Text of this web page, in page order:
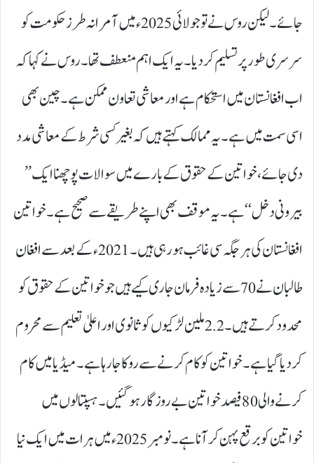
جائے۔ لیکن روس نے تو جولائی 2025 ء میں آمرانہ طرز حکومت کو
سرسری طور پر تسلیم کر دیا۔ یہ ایک اہم منعطف تھا۔ روس نے کہا کہ
اب افغانستان میں استحکام ہے اور معاشی تعاون ممکن ہے۔ چین بھی
اسی سمت میں ہے۔ یہ ممالک کہتے ہیں کہ بغیر کسی شرط کے معاشی مدد
دی جائے، خواتین کے حقوق کے بارے میں سوالات پوچھنا ایک ’’
بیرونی دخل‘‘ ہے۔ یہ موقف بھی اپنے طریقے سے صحیح ہے۔ خواتین
افغانستان کی ہر جگہ سی غائب ہو رہی ہیں۔ 2021ء کے بعد سے افغان
طالبان نے 70 سے زیادہ فرمان جاری کیے ہیں جو خواتین کے حقوق کو
محدود کرتے ہیں۔ 2.2ملین لڑکیوں کو ثانوی اور اعلیٰ تعلیم سے محروم
کر دیا گیا ہے۔ خواتین کو کام کرنے سے روکا جا رہا ہے۔ میڈیا میں کام
کرنے والی 80فیصد خواتین بے روزگار ہو گئیں۔ ہسپتالوں میں
خواتین کو برقع پہن کر آنا ہے۔ نومبر 2025ء میں ہرات میں ایک نیا